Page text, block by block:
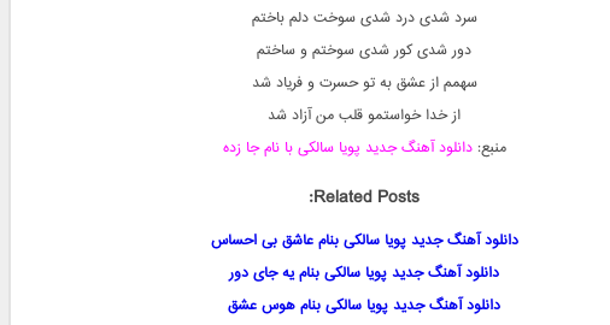
سرد شدی درد شدی سوخت دلم باختم
دور شدی کور شدی سوختم و ساختم
سهمم از عشق به تو حسرت و فریاد شد
از خدا خواستمو قلب من آزاد شد
منبع:دانلود آهنگ جدید پویا سالکی با نام جا زده
Related Posts:
دانلود آهنگ جدید پویا سالکی بنام عاشق بی احساس
دانلود آهنگ جدید پویا سالکی بنام یه جای دور
دانلود آهنگ جدید پویا سالکی بنام هوس عشق